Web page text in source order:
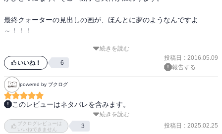
最終クォーターの見出しの画が、ほんとに夢のようなんですよ
～！！！
赤司、青峰、黄瀬、緑間、紫原、黒子、火神の７人が読者に向けて
拳を突き出しています。
※さて、前半にもありましたウィンターカップ後のエピローグは後
半にも用意されています。(陽泉、洛山、霧崎第一←謎、正邦←謎)
はい、みなさんお気づきでしょうか。誠凛のエピローグがないこと
に…。なんで～藤巻さん～(泣)
続きを読む
いいね！ 6
投稿日 : 2016.05.09
報告する
powered by ブクログ
このレビューはネタバレを含みます。
ジャバウォックに苦戦する中､もう1人の征ちゃんが覚醒した｡
結果的にヴォーパルソーズが僅差で勝利｡
続きを読む
ブクログレビューは
いいねできません
3 投稿日 : 2025.02.25